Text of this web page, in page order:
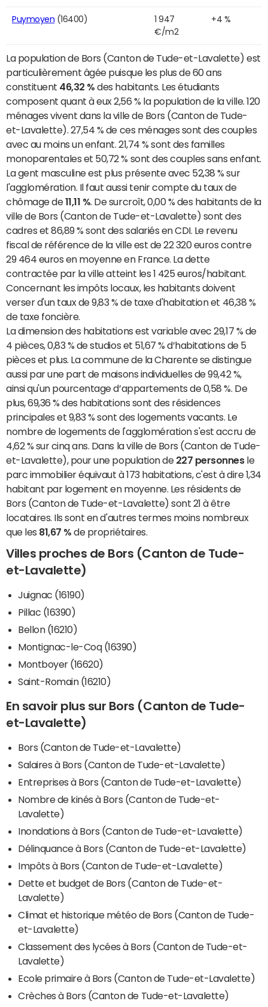
Puymoyen (16400)
1 947
€/m2
+4 %
La population de Bors (Canton de Tude-et-Lavalette) est
particulièrement âgée puisque les plus de 60 ans
constituent 46,32 % des habitants. Les étudiants
composent quant à eux 2,56 % la population de la ville. 120
ménages vivent dans la ville de Bors (Canton de Tude-
et-Lavalette). 27,54 % de ces ménages sont des couples
avec au moins un enfant. 21,74 % sont des familles
monoparentales et 50,72 % sont des couples sans enfant.
La gent masculine est plus présente avec 52,38 % sur
l'agglomération. Il faut aussi tenir compte du taux de
chômage de11,11 % . De surcroît, 0,00 % des habitants de la
ville de Bors (Canton de Tude-et-Lavalette) sont des
cadres et 86,89 % sont des salariés en CDI. Le revenu
fiscal de référence de la ville est de 22 320 euros contre
29 464 euros en moyenne en France. La dette
contractée par la ville atteint les 1 425 euros/habitant.
Concernant les impôts locaux, les habitants doivent
verser d'un taux de 9,83 % de taxe d'habitation et 46,38 %
de taxe foncière.
La dimension des habitations est variable avec 29,17 % de
4 pièces, 0,83 % de studios et 51,67 % d’habitations de 5
pièces et plus. La commune de la Charente se distingue
aussi par une part de maisons individuelles de 99,42 %,
ainsi qu'un pourcentage d’appartements de 0,58 %. De
plus, 69,36 % des habitations sont des résidences
principales et 9,83 % sont des logements vacants. Le
nombre de logements de l'agglomération s'est accru de
4,62 % sur cinq ans. Dans la ville de Bors (Canton de Tude-
et-Lavalette), pour une population de 227 personnesle
parc immobilier équivaut à 173 habitations, c'est à dire 1,34
habitant par logement en moyenne. Les résidents de
Bors (Canton de Tude-et-Lavalette) sont 21 à être
locataires. Ils sont en d'autres termes moins nombreux
que les 81,67 % de propriétaires.
Villes proches de Bors (Canton de Tude-
et-Lavalette)
Juignac (16190)
Pillac (16390)
Bellon (16210)
Montignac-le-Coq (16390)
Montboyer (16620)
Saint-Romain (16210)
En savoir plus sur Bors (Canton de Tude-
et-Lavalette)
Bors (Canton de Tude-et-Lavalette)
Salaires à Bors (Canton de Tude-et-Lavalette)
Entreprises à Bors (Canton de Tude-et-Lavalette)
Nombre de kinés à Bors (Canton de Tude-et-
Lavalette)
Inondations à Bors (Canton de Tude-et-Lavalette)
Délinquance à Bors (Canton de Tude-et-Lavalette)
Impôts à Bors (Canton de Tude-et-Lavalette)
Dette et budget de Bors (Canton de Tude-et-
Lavalette)
Climat et historique météo de Bors (Canton de Tude-
et-Lavalette)
Classement des lycées à Bors (Canton de Tude-et-
Lavalette)
Ecole primaire à Bors (Canton de Tude-et-Lavalette)
Crèches à Bors (Canton de Tude-et-Lavalette)